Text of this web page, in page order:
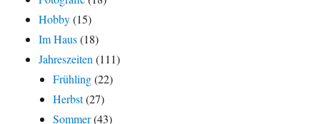
Hobby(15)
Im Haus(18)
Jahreszeiten(111)
Frühling(22)
Herbst(27)
Sommer(43)